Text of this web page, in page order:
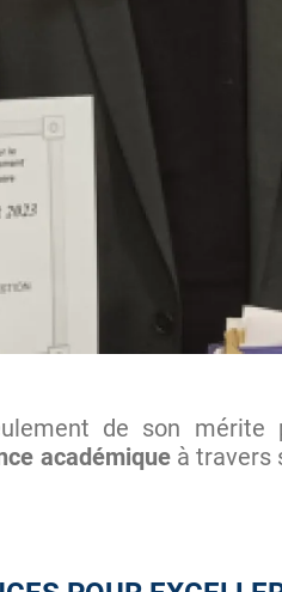
de son mérite
académiqueà travers